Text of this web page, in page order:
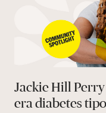
Jackie Hill
era diabetes tipo